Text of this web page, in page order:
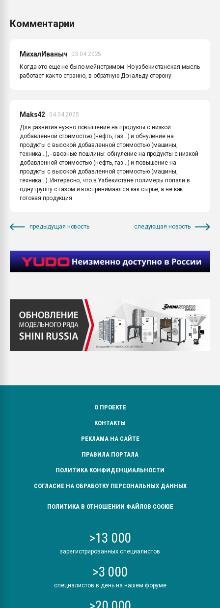
Комментарии
МихалИваныч
03.04.2025
Когда это еще не было мейнстримом. Но узбекистанская мысль
работает как-то странно, в обратную Дональду сторону.
Maks42
04.04.2025
Для развития нужно повышение на продукты с низкой
добавленной стоимостью (нефть, газ...) и обнуление на
продукты с высокой добавленной стоимостью (машины,
техника...), - ввозные пошлины: обнуление на продукты с низкой
добавленной стоимостью (нефть, газ...) и повышение на
продукты с высокой добавленной стоимостью (машины,
техника...). Интересно, что в Узбекистане полимеры попали в
одну группу с газом и воспринимаются как сырье, а не как
готовая продукция.
предыдущая новость следующая новость
О ПРОЕКТЕ
КОНТАКТЫ
РЕКЛАМА НА САЙТЕ
ПРАВИЛА ПОРТАЛА
ПОЛИТИКА КОНФИДЕНЦИАЛЬНОСТИ
СОГЛАСИЕ НА ОБРАБОТКУ ПЕРСОНАЛЬНЫХ ДАННЫХ
ПОЛИТИКА В ОТНОШЕНИИ ФАЙЛОВ COOKIE
>13 000
зарегистрированных специалистов
>3 000
специалистов в день на нашем форуме